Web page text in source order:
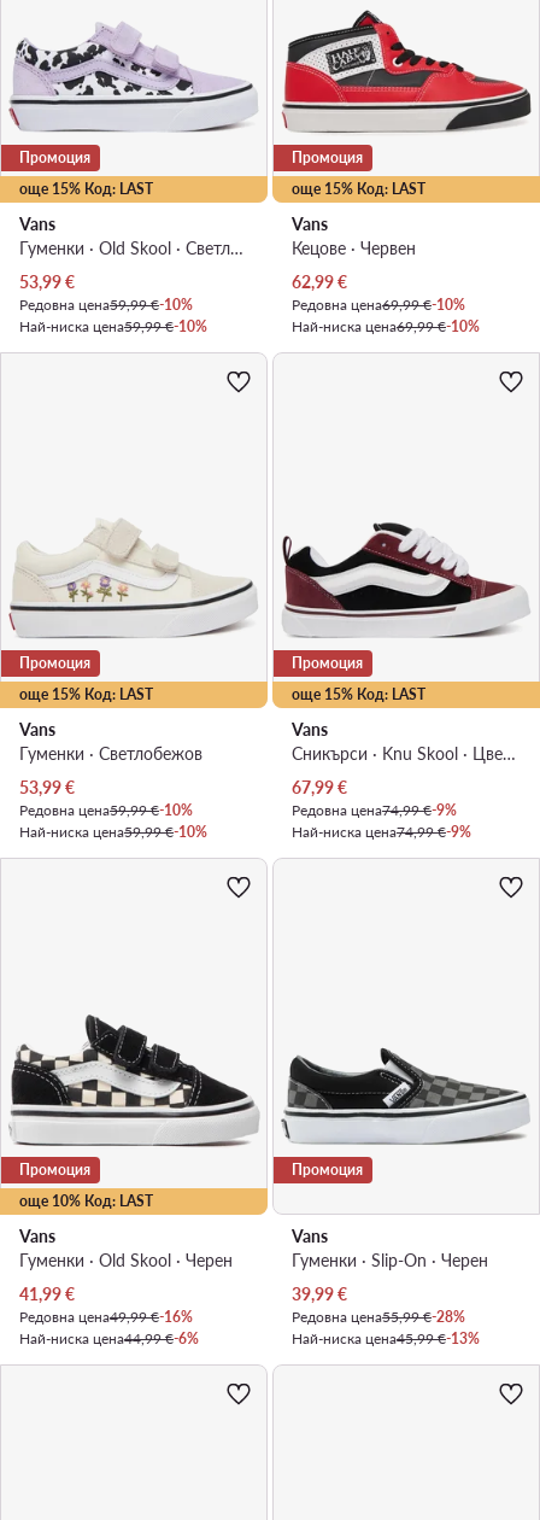
още 15% Код: LAST
Промоция
Vans
Гуменки · Old Skool · Светлолилав
Актуална цена
53,99€
Редовна цена59,99 €-10%
Най-ниска цена59,99 €-10%
още 15% Код: LAST
Промоция
Vans
Кецове · Червен
Актуална цена
62,99€
Редовна цена69,99 €-10%
Най-ниска цена69,99 €-10%
още 15% Код: LAST
Промоция
Vans
Гуменки · Светлобежов
Актуална цена
53,99€
Редовна цена59,99 €-10%
Най-ниска цена59,99 €-10%
още 15% Код: LAST
Промоция
Vans
Сникърси · Knu Skool · Цветен
Актуална цена
67,99€
Редовна цена74,99 €-9%
Най-ниска цена74,99 €-9%
още 10% Код: LAST
Промоция
Vans
Гуменки · Old Skool · Черен
Актуална цена
41,99€
Редовна цена49,99 €-16%
Най-ниска цена44,99 €-6%
Промоция
Vans
Гуменки · Slip-On · Черен
Актуална цена
39,99€
Редовна цена55,99 €-28%
Най-ниска цена45,99 €-13%